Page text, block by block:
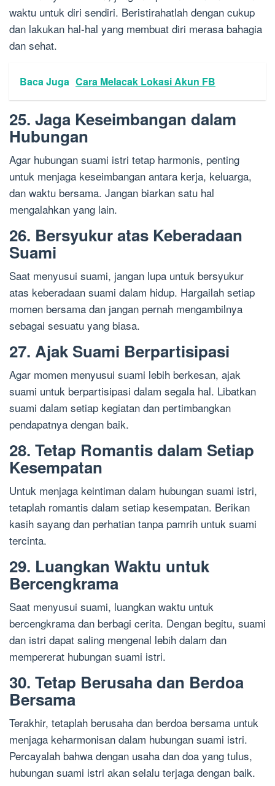
waktu untuk diri sendiri. Beristirahatlah dengan cukup
dan lakukan hal-hal yang membuat diri merasa bahagia
dan sehat.
Baca Juga Cara Melacak Lokasi Akun FB
25. Jaga Keseimbangan dalam
Hubungan
Agar hubungan suami istri tetap harmonis, penting
untuk menjaga keseimbangan antara kerja, keluarga,
dan waktu bersama. Jangan biarkan satu hal
mengalahkan yang lain.
26. Bersyukur atas Keberadaan
Suami
Saat menyusui suami, jangan lupa untuk bersyukur
atas keberadaan suami dalam hidup. Hargailah setiap
momen bersama dan jangan pernah mengambilnya
sebagai sesuatu yang biasa.
27. Ajak Suami Berpartisipasi
Agar momen menyusui suami lebih berkesan, ajak
suami untuk berpartisipasi dalam segala hal. Libatkan
suami dalam setiap kegiatan dan pertimbangkan
pendapatnya dengan baik.
28. Tetap Romantis dalam Setiap
Kesempatan
Untuk menjaga keintiman dalam hubungan suami istri,
tetaplah romantis dalam setiap kesempatan. Berikan
kasih sayang dan perhatian tanpa pamrih untuk suami
tercinta.
29. Luangkan Waktu untuk
Bercengkrama
Saat menyusui suami, luangkan waktu untuk
bercengkrama dan berbagi cerita. Dengan begitu, suami
dan istri dapat saling mengenal lebih dalam dan
mempererat hubungan suami istri.
30. Tetap Berusaha dan Berdoa
Bersama
Terakhir, tetaplah berusaha dan berdoa bersama untuk
menjaga keharmonisan dalam hubungan suami istri.
Percayalah bahwa dengan usaha dan doa yang tulus,
hubungan suami istri akan selalu terjaga dengan baik.